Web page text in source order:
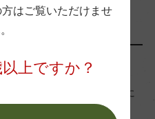
料理に合わせる
ソムリエが選んだ！ うなぎに
はご覧いただけませ
上ですか？